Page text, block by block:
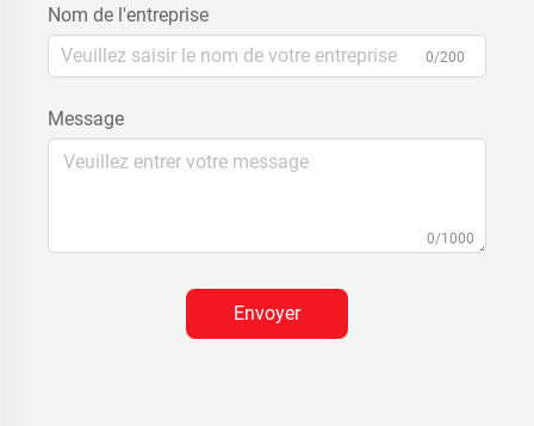
Nom de l'entreprise
0/200
Message
0/1000
Envoyer